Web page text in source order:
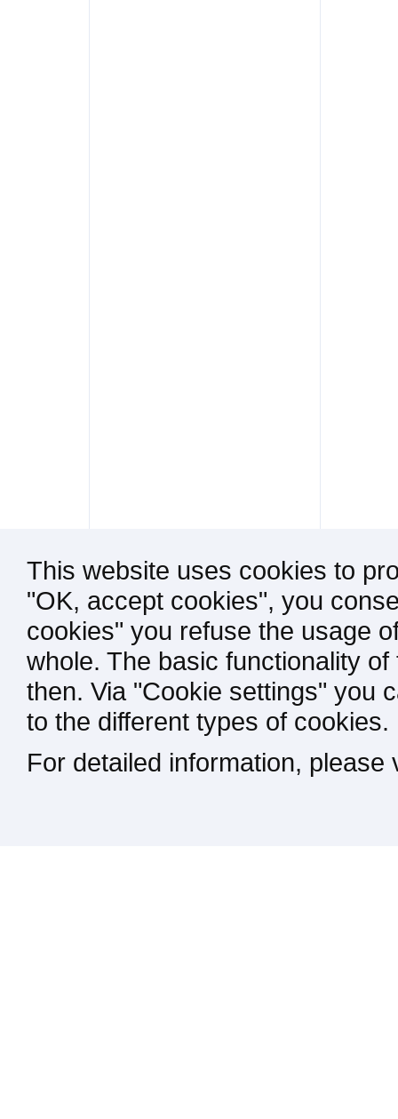
This website uses cookies to
"OK, accept cookies", you
cookies" you refuse the usage
whole. The basic functionality
then. Via "Cookie settings" you
to the different types of cookies.
For detailed information,